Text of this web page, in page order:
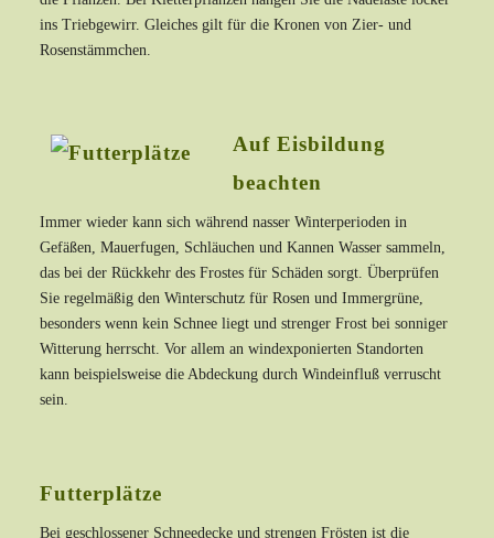
ins Triebgewirr. Gleiches gilt für die Kronen von Zier- und
Rosenstämmchen.
Auf Eisbildung
beachten
Immer wieder kann sich während nasser Winterperioden in
Gefäßen, Mauerfugen, Schläuchen und Kannen Wasser sammeln,
das bei der Rückkehr des Frostes für Schäden sorgt. Überprüfen
Sie regelmäßig den Winterschutz für Rosen und Immergrüne,
besonders wenn kein Schnee liegt und strenger Frost bei sonniger
Witterung herrscht. Vor allem an windexponierten Standorten
kann beispielsweise die Abdeckung durch Windeinfluß verruscht
sein.
Futterplätze
Bei geschlossener Schneedecke und strengen Frösten ist die